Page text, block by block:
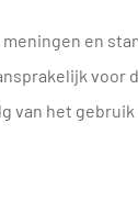
en
voor
van het